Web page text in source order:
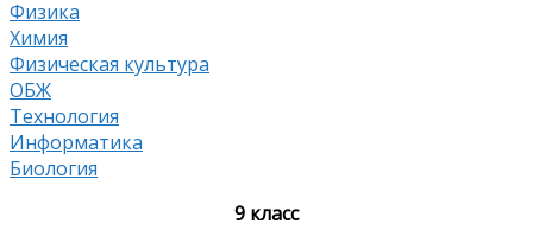
Физика
Химия
Физическая культура
ОБЖ
Технология
Информатика
Биология
9 класс